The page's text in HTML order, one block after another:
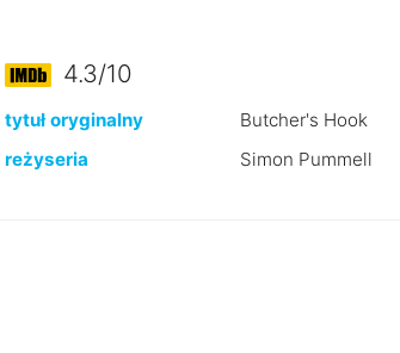
4.3/10
tytuł oryginalny
Butcher's Hook
reżyseria
Simon Pummell